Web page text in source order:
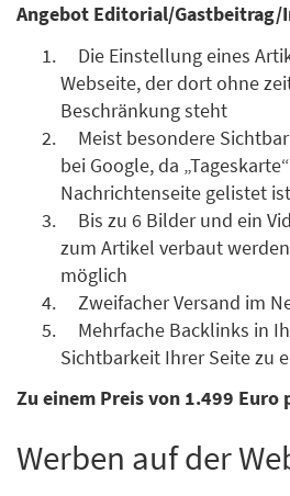
Angebot Editorial/
Die Einstellung eines
Webseite, der dort ohne
Beschränkung steht
Meist besondere
bei Google, da
Nachrichtenseite gelistet
Bis zu 6 Bilder und ein
zum Artikel verbaut
möglich
Zweifacher Versand im
Mehrfache Backlinks in
Sichtbarkeit Ihrer Seite zu
Zu einem Preis von 1.499 Euro
Werben auf der